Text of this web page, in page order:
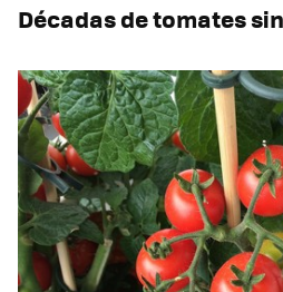
Décadas de tomates